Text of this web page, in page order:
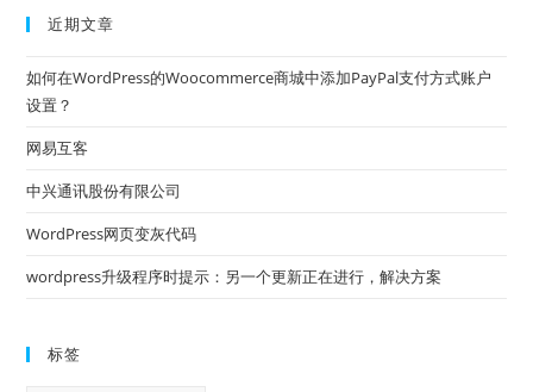
近期文章
如何在WordPress的Woocommerce商城中添加PayPal支付方式账户
设置？
网易互客
中兴通讯股份有限公司
WordPress网页变灰代码
wordpress升级程序时提示：另一个更新正在进行，解决方案
标签